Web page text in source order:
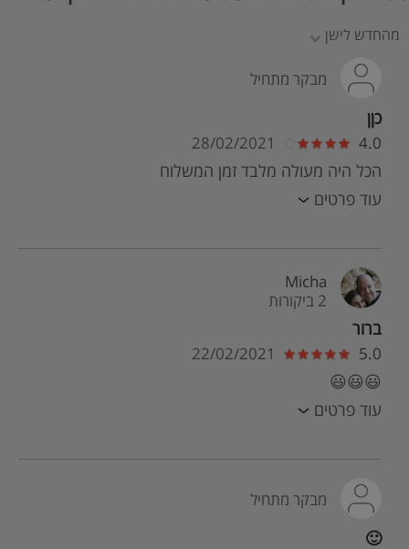
מהחדש לישן
מבקר מתחיל
כןן
4.0
28/02/2021
הכל היה מעולה מלבד זמן המשלוח
עוד פרטים
Micha
2 ביקורות
ברור
5.0
22/02/2021
😃😃😃
עוד פרטים
מבקר מתחיל
🙂